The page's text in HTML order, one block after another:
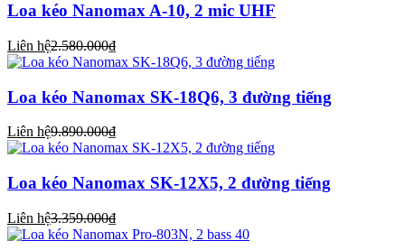
Loa kéo Nanomax A-10, 2 mic UHF
Liên hệ2.580.000₫
Loa kéo Nanomax SK-18Q6, 3 đường tiếng
Liên hệ9.890.000₫
Loa kéo Nanomax SK-12X5, 2 đường tiếng
Liên hệ3.359.000₫